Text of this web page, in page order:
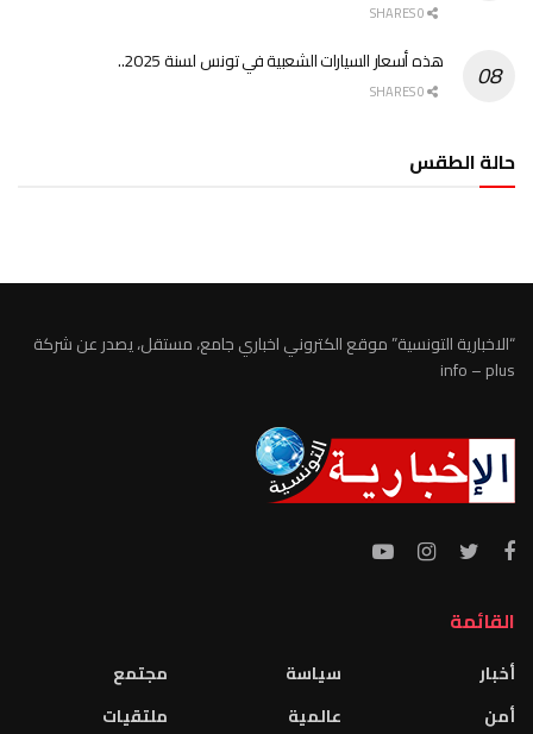
هذه أسعار السيارات الشعبية في تونس لسنة 2025..
حالة الطقس
“الاخبارية التونسية” موقع الكتروني اخباري جامع، مستقل، يصدر عن شركة
info – plus
القائمة
أخبار
أمن
سياسة
عالمية
مجتمع
ملتقيات